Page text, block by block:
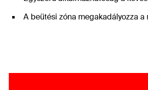
A beütési zóna megakadályozza